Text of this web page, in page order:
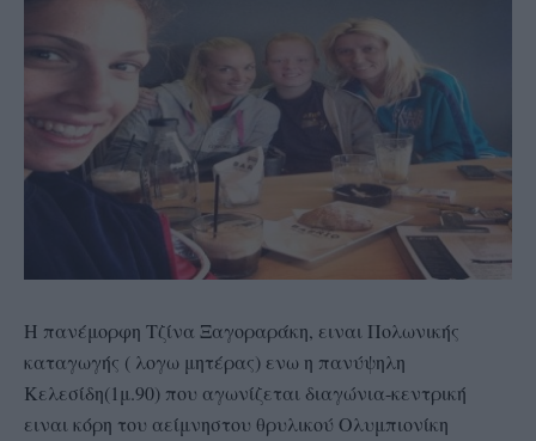
Η πανέμορφη Τζίνα Ξαγοραράκη, ειναι Πολωνικής
καταγωγής ( λογω μητέρας) ενω η πανύψηλη
Κελεσίδη(1μ.90) που αγωνίζεται διαγώνια-κεντρική
ειναι κόρη του αείμνηστου θρυλικού Ολυμπιονίκη